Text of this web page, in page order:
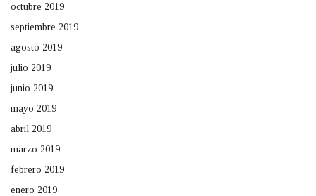
octubre 2019
septiembre 2019
agosto 2019
julio 2019
junio 2019
mayo 2019
abril 2019
marzo 2019
febrero 2019
enero 2019